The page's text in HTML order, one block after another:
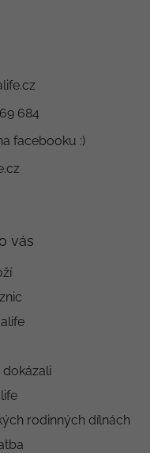
684
facebooku :)
vás
rodinných dílnách